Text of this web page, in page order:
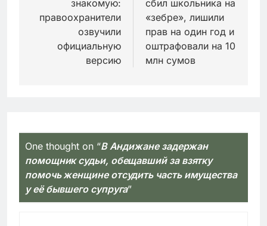
знакомую:
правоохранители
озвучили
официальную
версию
сбил школьника на
«зебре», лишили
прав на один год и
оштрафовали на 10
млн сумов
One thought on “В Андижане задержан
помощник судьи, обещавший за взятку
помочь женщине отсудить часть имущества
у её бывшего супруга”